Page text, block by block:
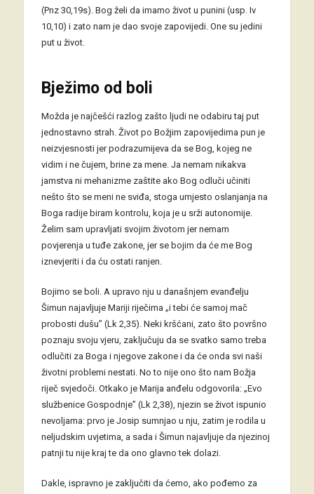
(Pnz 30,19s). Bog želi da imamo život u punini (usp. Iv
10,10) i zato nam je dao svoje zapovijedi. One su jedini
put u život.
Bježimo od boli
Možda je najčešći razlog zašto ljudi ne odabiru taj put
jednostavno strah. Život po Božjim zapovijedima pun je
neizvjesnosti jer podrazumijeva da se Bog, kojeg ne
vidim i ne čujem, brine za mene. Ja nemam nikakva
jamstva ni mehanizme zaštite ako Bog odluči učiniti
nešto što se meni ne sviđa, stoga umjesto oslanjanja na
Boga radije biram kontrolu, koja je u srži autonomije.
Želim sam upravljati svojim životom jer nemam
povjerenja u tuđe zakone, jer se bojim da će me Bog
iznevjeriti i da ću ostati ranjen.
Bojimo se boli. A upravo nju u današnjem evanđelju
Šimun najavljuje Mariji riječima „i tebi će samoj mač
probosti dušu” (Lk 2,35). Neki kršćani, zato što površno
poznaju svoju vjeru, zaključuju da se svatko samo treba
odlučiti za Boga i njegove zakone i da će onda svi naši
životni problemi nestati. No to nije ono što nam Božja
riječ svjedoči. Otkako je Marija anđelu odgovorila: „Evo
službenice Gospodnje” (Lk 2,38), njezin se život ispunio
nevoljama: prvo je Josip sumnjao u nju, zatim je rodila u
neljudskim uvjetima, a sada i Šimun najavljuje da njezinoj
patnji tu nije kraj te da ono glavno tek dolazi.
Dakle, ispravno je zaključiti da ćemo, ako pođemo za